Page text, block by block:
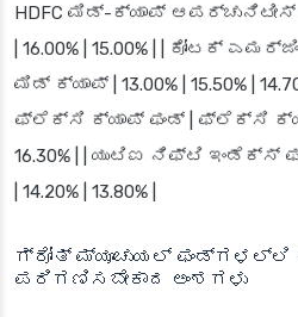
HDFC ಮಿಡ್-ಕ್ಯಾಪ್ ಆಪರ್ಚುನಿಟೀಸ್
| 16.00% | 15.00% | | ಕೋಟಕ್
ಮಿಡ್ ಕ್ಯಾಪ್ | 13.00% | 15.50% |
ಫ್ಲೆಕ್ಸಿ ಕ್ಯಾಪ್ ಫಂಡ್ | ಫ್ಲೆಕ್ಸಿ ಕ್ಯಾಪ್ |
16.30% | | ಯುಟಿಐ ನಿಫ್ಟಿ ಇಂಡೆಕ್ಸ್
| 14.20% | 13.80% |
ಗ್ರೋತ್ ಮ್ಯೂಚುಯಲ್ ಫಂಡ್‌ಗಳಲ್ಲಿ
ಪರಿಗಣಿಸಬೇಕಾದ ಅಂಶಗಳು